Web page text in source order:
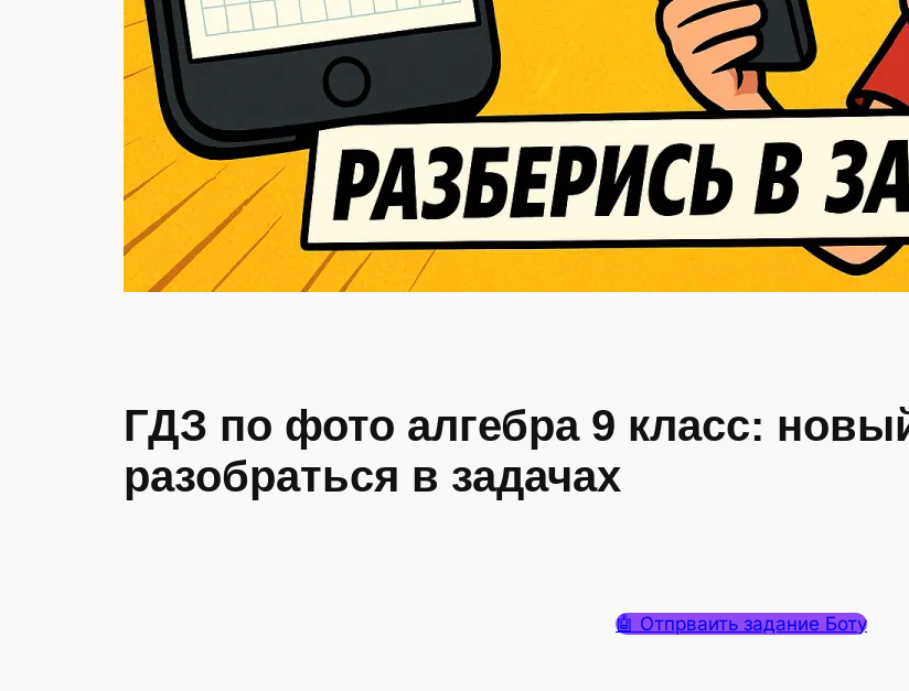
ГДЗ по фото алгебра 9 класс:
разобраться в задачах
🤖 Отпрваить задание Боту